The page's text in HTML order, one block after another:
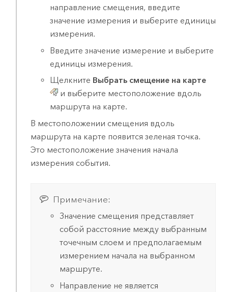
направление смещения, введите
значение измерения и выберите единицы
измерения.
Введите значение измерение и выберите
единицы измерения.
Щелкните Выбрать смещение на карте
и выберите местоположение вдоль
маршрута на карте.
В местоположении смещения вдоль
маршрута на карте появится зеленая точка.
Это местоположение значения начала
измерения события.
Примечание:
Значение смещения представляет
собой расстояние между выбранным
точечным слоем и предполагаемым
измерением начала на выбранном
маршруте.
Направление не является